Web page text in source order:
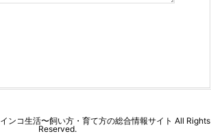
インコ生活〜飼い方・育て方の総合情報サイト All Rights
Reserved.